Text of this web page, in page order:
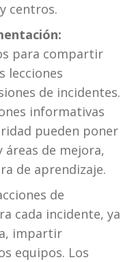
centros.
para compartir
lecciones
de incidentes.
informativas
pueden poner
áreas de mejora,
de aprendizaje.
de
cada incidente, ya
impartir
equipos. Los